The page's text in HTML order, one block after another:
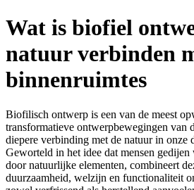
Wat is biofiel
natuur verbinden
binnenruimtes
Biofilisch ontwerp is een van de meest
transformatieve ontwerpbewegingen van
diepere verbinding met de natuur in onze
Geworteld in het idee dat mensen
door natuurlijke elementen, combineert
duurzaamheid, welzijn en functionaliteit